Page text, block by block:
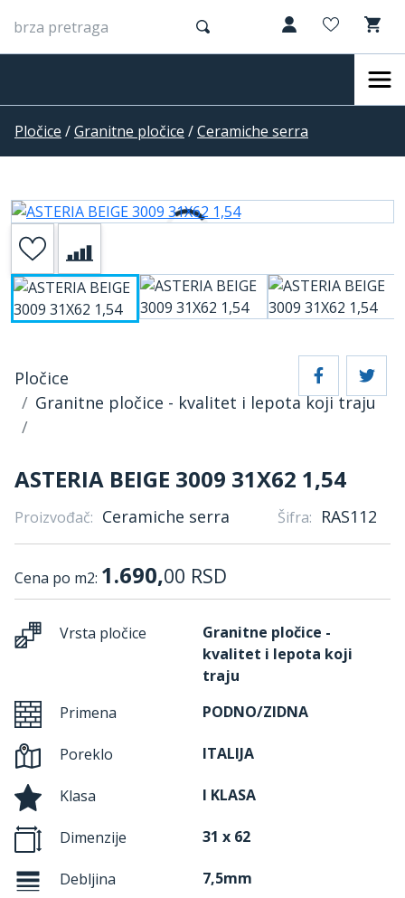
Pločice /Granitne pločice /Ceramiche serra
Pločice
Granitne pločice - kvalitet i lepota koji traju
ASTERIA BEIGE 3009 31X62 1,54
Proizvođač: Ceramiche serra Šifra: RAS112
Cena po m2: 1.690,00 RSD
Vrsta pločice
Granitne pločice -
kvalitet i lepota koji
traju
Primena
PODNO/ZIDNA
Poreklo ITALIJA
Klasa I KLASA
Dimenzije 31 x 62
Debljina 7,5mm